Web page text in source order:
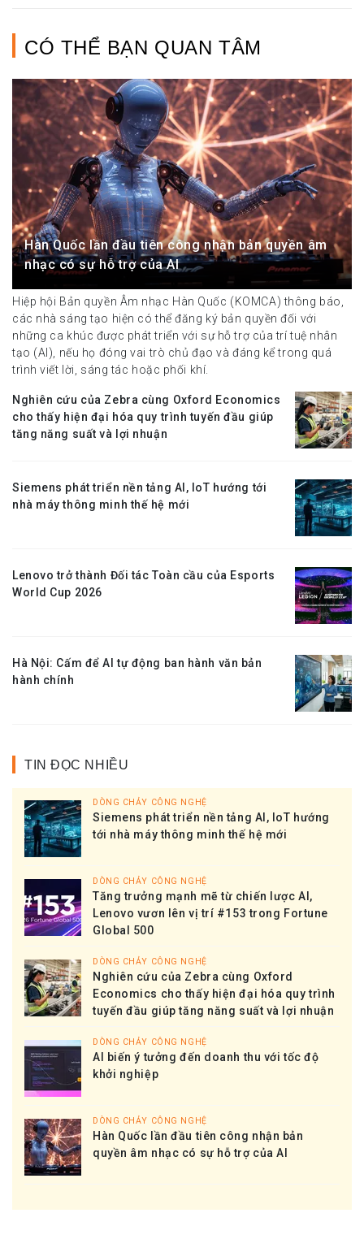
CÓ THỂ BẠN QUAN TÂM
Hàn Quốc lần đầu tiên công nhận bản quyền âm
nhạc có sự hỗ trợ của AI
Hiệp hội Bản quyền Âm nhạc Hàn Quốc (KOMCA) thông báo,
các nhà sáng tạo hiện có thể đăng ký bản quyền đối với
những ca khúc được phát triển với sự hỗ trợ của trí tuệ nhân
tạo (AI), nếu họ đóng vai trò chủ đạo và đáng kể trong quá
trình viết lời, sáng tác hoặc phối khí.
Nghiên cứu của Zebra cùng Oxford Economics
cho thấy hiện đại hóa quy trình tuyến đầu giúp
tăng năng suất và lợi nhuận
Siemens phát triển nền tảng AI, IoT hướng tới
nhà máy thông minh thế hệ mới
Lenovo trở thành Đối tác Toàn cầu của Esports
World Cup 2026
Hà Nội: Cấm để AI tự động ban hành văn bản
hành chính
TIN ĐỌC NHIỀU
DÒNG CHẢY CÔNG NGHỆ
Siemens phát triển nền tảng AI, IoT hướng
tới nhà máy thông minh thế hệ mới
DÒNG CHẢY CÔNG NGHỆ
Tăng trưởng mạnh mẽ từ chiến lược AI,
Lenovo vươn lên vị trí #153 trong Fortune
Global 500
DÒNG CHẢY CÔNG NGHỆ
Nghiên cứu của Zebra cùng Oxford
Economics cho thấy hiện đại hóa quy trình
tuyến đầu giúp tăng năng suất và lợi nhuận
DÒNG CHẢY CÔNG NGHỆ
AI biến ý tưởng đến doanh thu với tốc độ
khởi nghiệp
DÒNG CHẢY CÔNG NGHỆ
Hàn Quốc lần đầu tiên công nhận bản
quyền âm nhạc có sự hỗ trợ của AI